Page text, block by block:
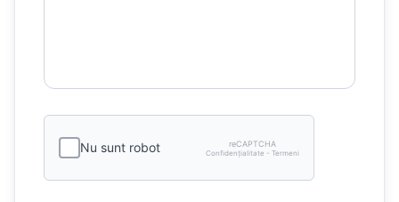
Nu sunt robot reCAPTCHA
Confidențialitate - Termeni